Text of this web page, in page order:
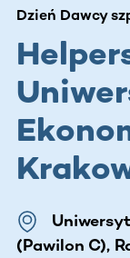
Dzień Dawcy
(Pawilon C),